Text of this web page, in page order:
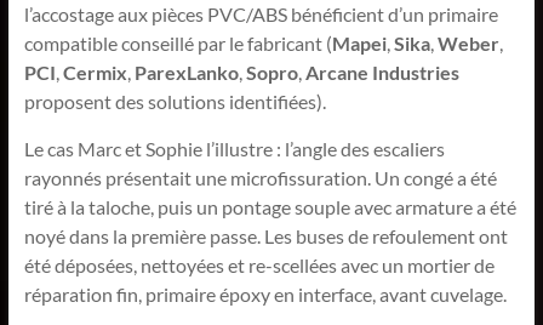
l’accostage aux pièces PVC/ABS bénéficient d’un primaire
compatible conseillé par le fabricant (Mapei,Sika,Weber,
PCI,Cermix, ParexLanko,Sopro,Arcane Industries
proposent des solutions identifiées).
Le cas Marc et Sophie l’illustre : l’angle des escaliers
rayonnés présentait une microfissuration. Un congé a été
tiré à la taloche, puis un pontage souple avec armature a été
noyé dans la première passe. Les buses de refoulement ont
été déposées, nettoyées et re-scellées avec un mortier de
réparation fin, primaire époxy en interface, avant cuvelage.